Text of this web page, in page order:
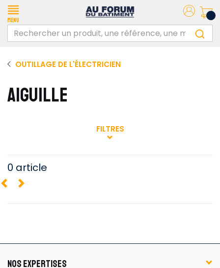
Menu
OUTILLAGE DE L'ÉLECTRICIEN
AIGUILLE
FILTRES
0 article
NOS EXPERTISES